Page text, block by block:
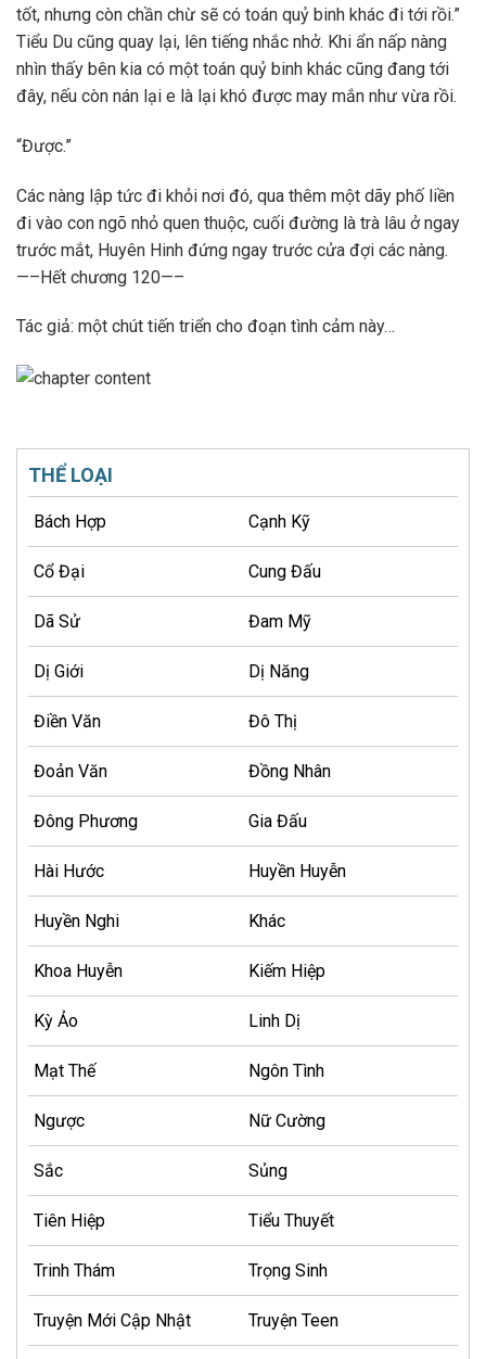
tốt, nhưng còn chần chừ sẽ có toán quỷ binh khác đi tới rồi.”
Tiểu Du cũng quay lại, lên tiếng nhắc nhở. Khi ẩn nấp nàng
nhìn thấy bên kia có một toán quỷ binh khác cũng đang tới
đây, nếu còn nán lại e là lại khó được may mắn như vừa rồi.
“Được.”
Các nàng lập tức đi khỏi nơi đó, qua thêm một dãy phố liền
đi vào con ngõ nhỏ quen thuộc, cuối đường là trà lâu ở ngay
trước mắt, Huyên Hinh đứng ngay trước cửa đợi các nàng.
—–Hết chương 120—–
Tác giả: một chút tiến triển cho đoạn tình cảm này…
THỂ LOẠI
Bách Hợp Cạnh Kỹ
Cổ Đại Cung Đấu
Dã Sử Đam Mỹ
Dị Giới Dị Năng
Điền Văn Đô Thị
Đoản Văn Đồng Nhân
Đông Phương Gia Đấu
Hài Hước Huyền Huyễn
Huyền Nghi Khác
Khoa Huyễn Kiếm Hiệp
Kỳ Ảo Linh Dị
Mạt Thế Ngôn Tình
Ngược Nữ Cường
Sắc Sủng
Tiên Hiệp Tiểu Thuyết
Trinh Thám Trọng Sinh
Truyện Mới Cập Nhật Truyện Teen